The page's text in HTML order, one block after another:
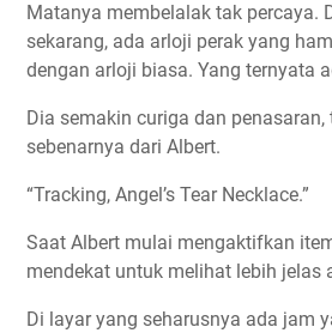
Matanya membelalak tak percaya.
sekarang, ada arloji perak yang
dengan arloji biasa. Yang ternyata
Dia semakin curiga dan
sebenarnya dari Albert.
“Tracking, Angel’s Tear Necklace.”
Saat Albert mulai mengaktifkan
mendekat untuk melihat lebih jelas
Di layar yang seharusnya ada jam